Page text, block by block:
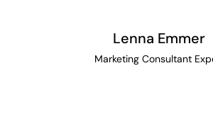
Lenna Emmer
Marketing Consultant